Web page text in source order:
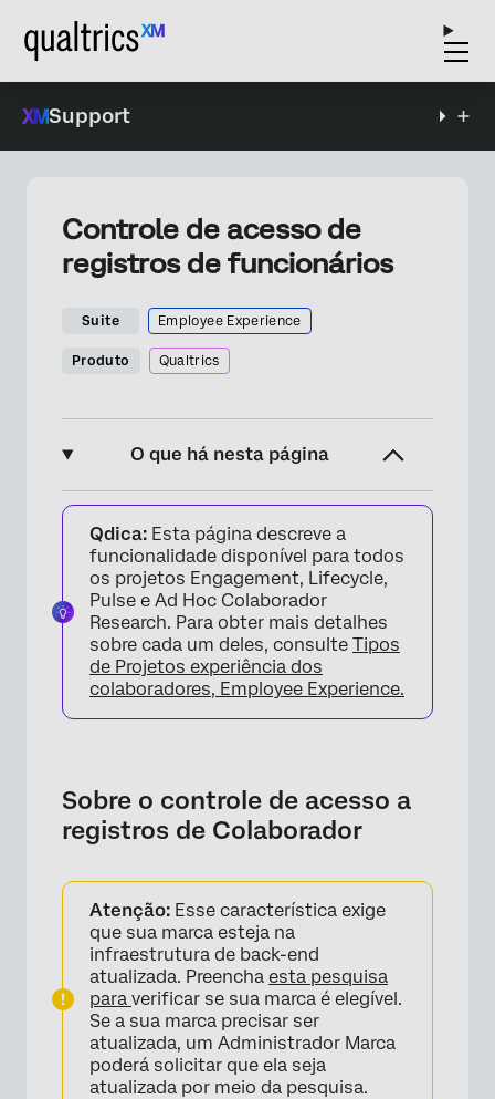
Support
Controle de acesso de
registros de funcionários
Suite Employee Experience
Produto Qualtrics
O que há nesta página
Sobre o controle de acesso a registros de
Colaborador
Criação de funções de controle de acesso a
registros de Colaborador
Limitação de dados
Ativação do controle de acesso a registros
Qdica: Esta página descreve a
funcionalidade disponível para todos
os projetos Engagement, Lifecycle,
Pulse e Ad Hoc Colaborador
Research. Para obter mais detalhes
sobre cada um deles, consulte Tipos
de Projetos experiência dos
colaboradores, Employee Experience.
Sobre o controle de acesso a
registros de Colaborador
Atenção: Esse característica exige
que sua marca esteja na
infraestrutura de back-end
atualizada. Preencha esta pesquisa
para verificar se sua marca é elegível.
Se a sua marca precisar ser
atualizada, um Administrador Marca
poderá solicitar que ela seja
atualizada por meio da pesquisa.